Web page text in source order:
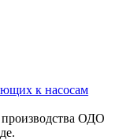
к насосам
ОДО